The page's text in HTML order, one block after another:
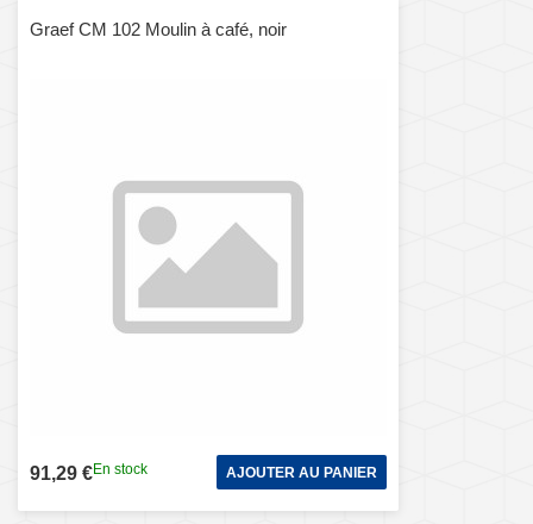
Graef CM 102 Moulin à café, noir
91,29 €En stock AJOUTER AU PANIER